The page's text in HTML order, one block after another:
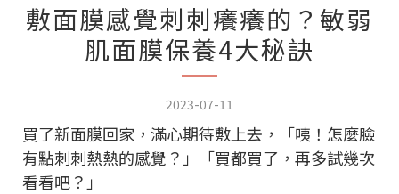
敷面膜感覺刺刺癢癢的？敏弱
肌面膜保養4大秘訣
2023-07-11
買了新面膜回家，滿心期待敷上去，「咦！怎麼臉
有點刺刺熱熱的感覺？」「買都買了，再多試幾次
看看吧？」